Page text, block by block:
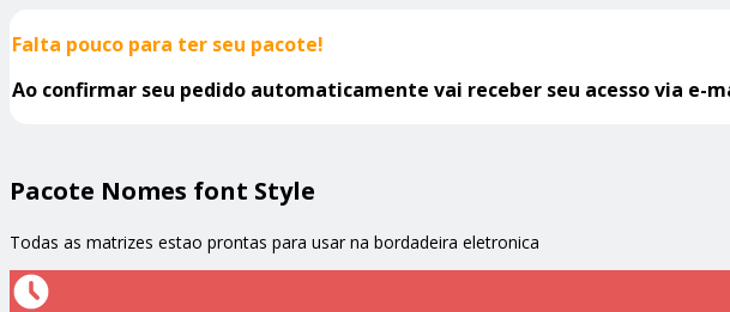
Falta pouco para ter seu pacote!
Ao confirmar seu pedido automaticamente vai receber seu acesso via e-
Pacote Nomes font Style
Todas as matrizes estao prontas para usar na bordadeira eletronica